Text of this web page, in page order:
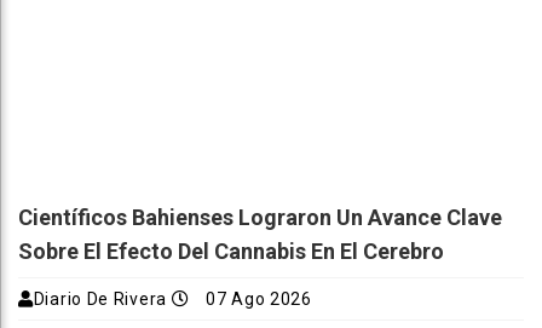
Científicos Bahienses Lograron Un Avance Clave
Sobre El Efecto Del Cannabis En El Cerebro
Diario De Rivera 07 Ago 2026